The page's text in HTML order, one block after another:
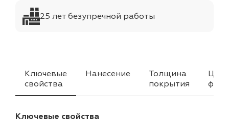
25 лет безупречной работы
Ключевые
свойства
Нанесение
Толщина
покрытия
Ключевые свойства